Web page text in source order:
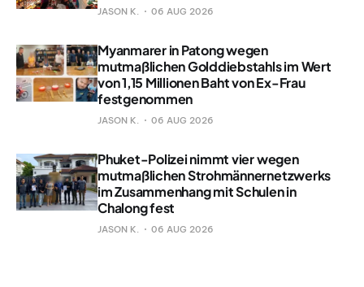
JASON K. 06 AUG 2026
Myanmarer in Patong wegen
mutmaßlichen Golddiebstahls im Wert
von 1,15 Millionen Baht von Ex-Frau
festgenommen
JASON K. 06 AUG 2026
Phuket-Polizei nimmt vier wegen
mutmaßlichen Strohmännernetzwerks
im Zusammenhang mit Schulen in
Chalong fest
JASON K. 06 AUG 2026